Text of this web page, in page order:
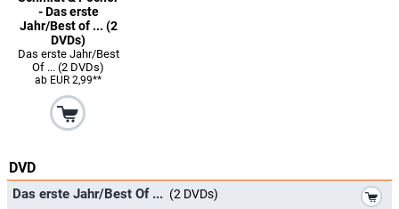
- Das erste
Jahr/Best of ... (2
DVDs)
Das erste Jahr/Best
Of ... (2 DVDs)
ab EUR 2,99**
DVD
Das erste Jahr/Best Of ... (2 DVDs)